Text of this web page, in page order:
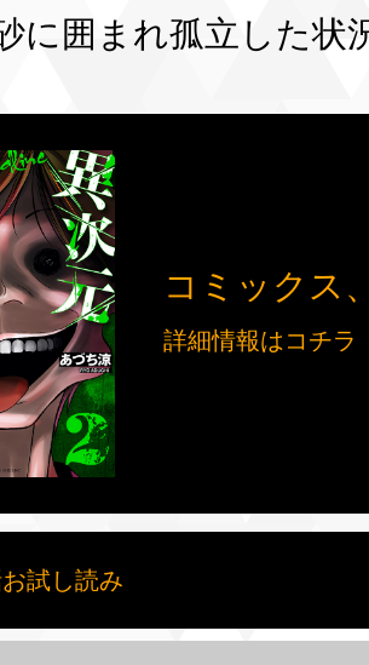
に囲まれ孤立した状
コミックス
詳細情報はコチラ
試し読み